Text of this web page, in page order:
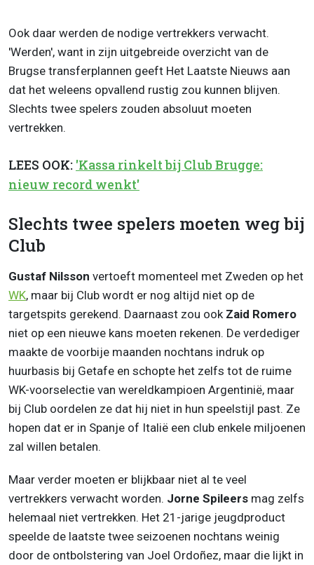
Ook daar werden de nodige vertrekkers verwacht.
'Werden', want in zijn uitgebreide overzicht van de
Brugse transferplannen geeft Het Laatste Nieuws aan
dat het weleens opvallend rustig zou kunnen blijven.
Slechts twee spelers zouden absoluut moeten
vertrekken.
LEES OOK: 'Kassa rinkelt bij Club Brugge:
nieuw record wenkt'
Slechts twee spelers moeten weg bij
Club
Gustaf Nilsson vertoeft momenteel met Zweden op het
WK, maar bij Club wordt er nog altijd niet op de
targetspits gerekend. Daarnaast zou ook Zaid Romero
niet op een nieuwe kans moeten rekenen. De verdediger
maakte de voorbije maanden nochtans indruk op
huurbasis bij Getafe en schopte het zelfs tot de ruime
WK-voorselectie van wereldkampioen Argentinië, maar
bij Club oordelen ze dat hij niet in hun speelstijl past. Ze
hopen dat er in Spanje of Italië een club enkele miljoenen
zal willen betalen.
Maar verder moeten er blijkbaar niet al te veel
vertrekkers verwacht worden. Jorne Spileers mag zelfs
helemaal niet vertrekken. Het 21-jarige jeugdproduct
speelde de laatste twee seizoenen nochtans weinig
door de ontbolstering van Joel Ordoñez, maar die lijkt in